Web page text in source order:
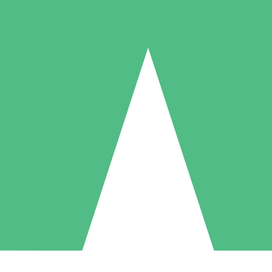
Individuelle Credit-Pakete
nach Bedarf mit Download-Credits. Keine monatliche Verpflichtung